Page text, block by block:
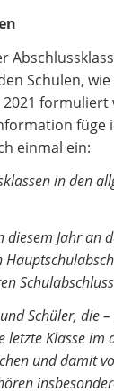
Schulen,
2021
füge
einmal ein:
in den
diesem Jahr an
Schüler, die
letzte Klasse
und damit